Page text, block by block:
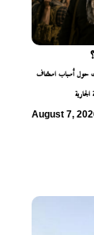
حول أسباب استئناف
August 7,